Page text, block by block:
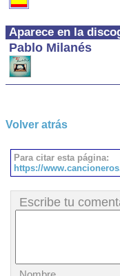
Aparece en la
Pablo Milanés
Volver atrás
Para citar esta página:
https://
Escribe tu